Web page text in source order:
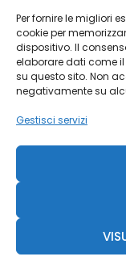
Per fornire le migliori
cookie per
dispositivo. Il
elaborare dati come
su questo sito. Non
negativamente su
Gestisci servizi
raccolti verranno
promozionali da
R.S. Trib. MI N.